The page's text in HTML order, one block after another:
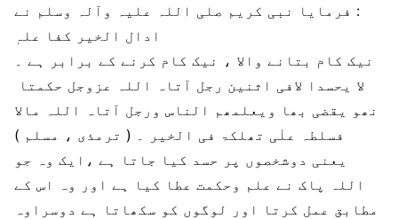
فرمایا نبی کریم صلی اللہ علیہ وآلہ وسلم نے :
ادال الخیر کفا علہٖ
نیک کام بتانے والا ، نیک کام کرنے کے برابر ہے ۔
نھو یقضی بھا ویعلمھم الناس ورجل آتاہ اللہ مالا
فسلطہ علٰی تھلکۃ فی الخیر ۔ ( ترمذی ، مسلم )
یعنی دوشخصوں پر حسد کیا جاتا ہے ،ایک وہ جو
مطابق عمل کرتا اور لوگوں کو سکھاتا ہے دوسراوہ